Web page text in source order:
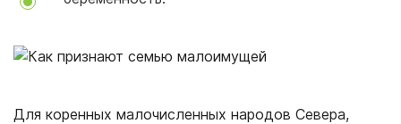
Для коренных малочисленных народов Севера,